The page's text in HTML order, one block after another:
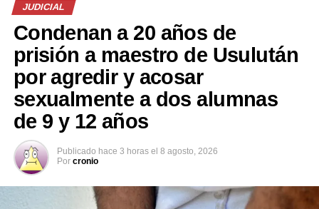
UP NEXT
Los Hermanos Flores protagonizan encuentro con Snoop
Dogg tras presentación en Coachella
DON'T MISS
VIDEO IMPACTANTE: Espectador muere tras ser
embestido durante el Rally Sudamericano en Argentina
JUDICIAL
Condenan a 20 años de
prisión a maestro de Usulután
por agredir y acosar
sexualmente a dos alumnas
de 9 y 12 años
Publicado hace 3 horas el 8 agosto, 2026
Por cronio